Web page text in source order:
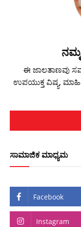
ಈ ಜಾಲತಾಣವು
ಉಪಯುಕ್ತ ವಿಷ್ಯ,
ಸಾಮಾಜಿಕ ಮಾಧ್ಯಮ
Facebook
Instagram